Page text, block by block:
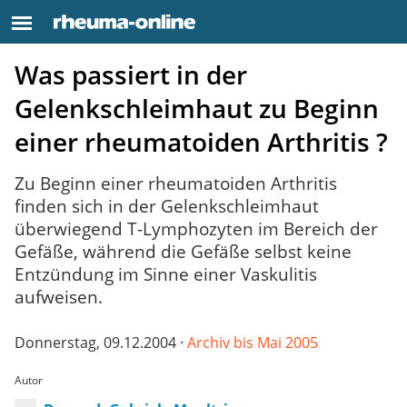
Was passiert in der
Gelenkschleimhaut zu Beginn
einer rheumatoiden Arthritis ?
Zu Beginn einer rheumatoiden Arthritis
finden sich in der Gelenkschleimhaut
überwiegend T-Lymphozyten im Bereich der
Gefäße, während die Gefäße selbst keine
Entzündung im Sinne einer Vaskulitis
aufweisen.
Donnerstag, 09.12.2004 · Archiv bis Mai 2005
Autor